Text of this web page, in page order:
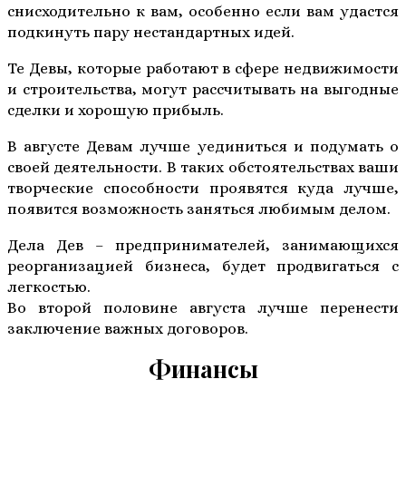
снисходительно к вам, особенно если вам удастся
подкинуть пару нестандартных идей.
Те Девы, которые работают в сфере недвижимости
и строительства, могут рассчитывать на выгодные
сделки и хорошую прибыль.
В августе Девам лучше уединиться и подумать о
своей деятельности. В таких обстоятельствах ваши
творческие способности проявятся куда лучше,
появится возможность заняться любимым делом.
Дела Дев – предпринимателей, занимающихся
реорганизацией бизнеса, будет продвигаться с
легкостью.
Во второй половине августа лучше перенести
заключение важных договоров.
Финансы